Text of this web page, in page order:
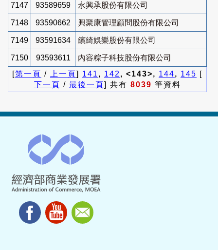
7147 93589659 永興承股份有限公司
7148 93590662 興聚康管理顧問股份有限公司
7149 93591634 繽綺娛樂股份有限公司
7150 93593611
內容粽子科技股份有限公司
[第一頁 / 上一頁] 141 , 142 , <143>, 144, 145 [
下一頁 / 最後一頁] 共有 8039 筆資料